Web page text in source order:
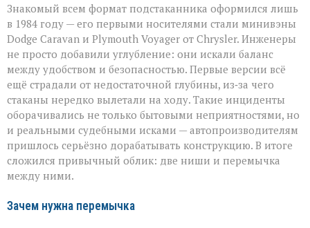
Знакомый всем формат подстаканника оформился лишь
в 1984 году — его первыми носителями стали минивэны
Dodge Caravan и Plymouth Voyager от Chrysler. Инженеры
не просто добавили углубление: они искали баланс
между удобством и безопасностью. Первые версии всё
ещё страдали от недостаточной глубины, из‑за чего
стаканы нередко вылетали на ходу. Такие инциденты
оборачивались не только бытовыми неприятностями, но
и реальными судебными исками — автопроизводителям
пришлось серьёзно дорабатывать конструкцию. В итоге
сложился привычный облик: две ниши и перемычка
между ними.
Зачем нужна перемычка